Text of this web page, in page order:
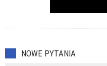
NOWE PYTANIA